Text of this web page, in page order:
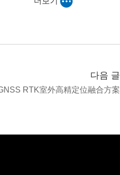
다음 글
RTK室外高精定位融合方案